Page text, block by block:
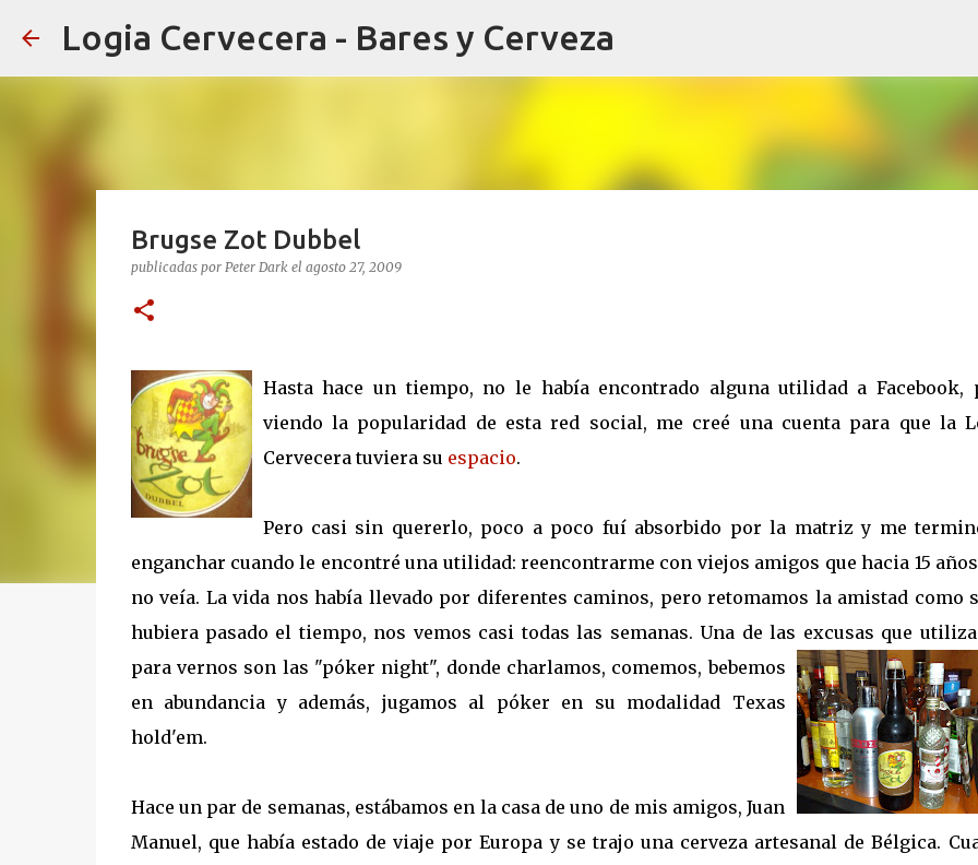
Logia Cervecera - Bares y Cerveza
Brugse Zot Dubbel
publicadas por Peter Dark el agosto 27, 2009
Hasta hace un tiempo, no le había encontrado alguna utilidad a Facebook,
viendo la popularidad de esta red social, me creé una cuenta para que la
Cervecera tuviera su espacio.
Pero casi sin quererlo, poco a poco fuí absorbido por la matriz y me
enganchar cuando le encontré una utilidad: reencontrarme con viejos amigos que hacia 15
no veía. La vida nos había llevado por diferentes caminos, pero retomamos la amistad como
hubiera pasado el tiempo, nos vemos casi todas las semanas. Una de las excusas que
para vernos son las "póker night", donde charlamos, comemos, bebemos
en abundancia y además, jugamos al póker en su modalidad Texas
hold'em.
Hace un par de semanas, estábamos en la casa de uno de mis amigos, Juan
Manuel, que había estado de viaje por Europa y se trajo una cerveza artesanal de Bélgica.